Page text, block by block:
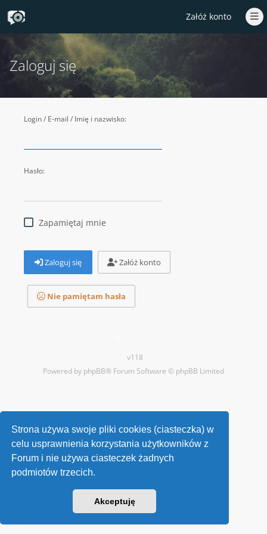
Strona używa swoje pliki cookies (ciasteczka) w
celu usprawnienia korzystania użytkowników z
Forum i nie używa ciasteczek żadnych
podmiotów trzecich.
Akceptuję
Załóż konto
Zaloguj się
Login / E-mail / Imię i nazwisko:
Hasło:
Zapamiętaj mnie
Zaloguj się Załóż konto
Nie pamiętam hasła
v118
Powered by phpBB® Forum Software © phpBB Limited